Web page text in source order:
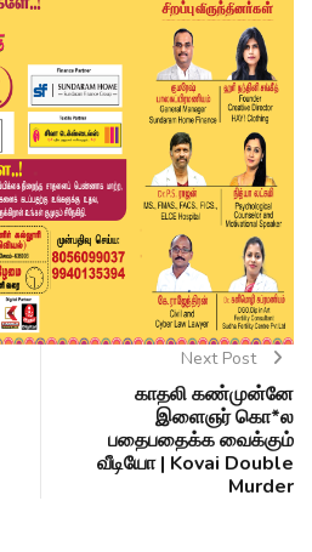
Next Post
காதலி கண்முன்னே
இளைஞர் கொ*ல
பதைபதைக்க வைக்கும்
வீடியோ | Kovai Double
Murder